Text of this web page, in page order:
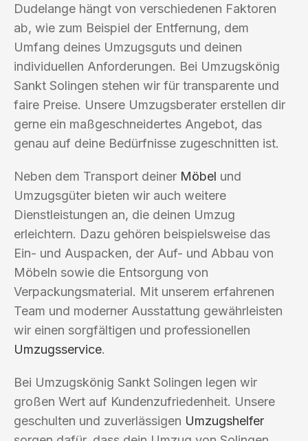
Dudelange hängt von verschiedenen Faktoren
ab, wie zum Beispiel der Entfernung, dem
Umfang deines Umzugsguts und deinen
individuellen Anforderungen. Bei Umzugskönig
Sankt Solingen stehen wir für transparente und
faire Preise. Unsere Umzugsberater erstellen dir
gerne ein maßgeschneidertes Angebot, das
genau auf deine Bedürfnisse zugeschnitten ist.
Neben dem Transport deiner Möbel und
Umzugsgüter bieten wir auch weitere
Dienstleistungen an, die deinen Umzug
erleichtern. Dazu gehören beispielsweise das
Ein- und Auspacken, der Auf- und Abbau von
Möbeln sowie die Entsorgung von
Verpackungsmaterial. Mit unserem erfahrenen
Team und moderner Ausstattung gewährleisten
wir einen sorgfältigen und professionellen
Umzugsservice.
Bei Umzugskönig Sankt Solingen legen wir
großen Wert auf Kundenzufriedenheit. Unsere
geschulten und zuverlässigen Umzugshelfer